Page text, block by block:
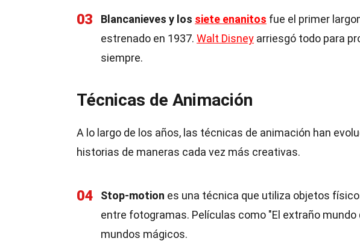
03 Blancanieves y los siete enanitos fue el primer
estrenado en 1937. Walt Disney arriesgó todo para
siempre.
Técnicas de Animación
A lo largo de los años, las técnicas de animación han
historias de maneras cada vez más creativas.
04 Stop-motion es una técnica que utiliza objetos
entre fotogramas. Películas como "El extraño
mundos mágicos.